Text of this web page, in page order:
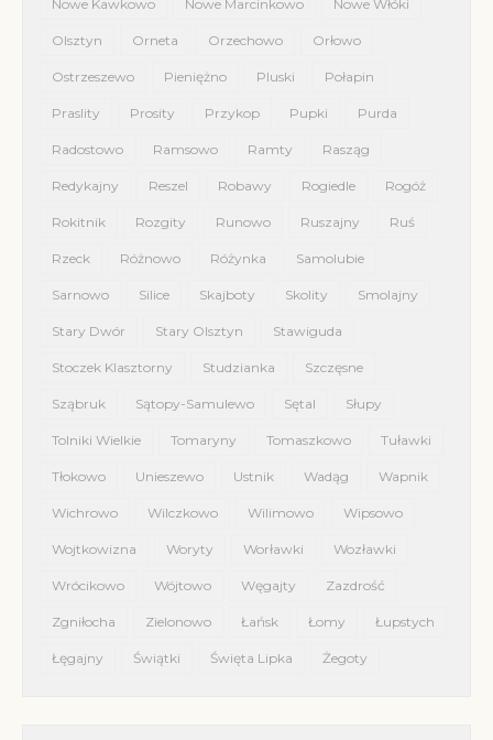
Nowe Kawkowo Nowe Marcinkowo Nowe Włóki
Olsztyn Orneta Orzechowo Orłowo
Ostrzeszewo Pieniężno Pluski Połapin
Praslity Prosity Przykop Pupki Purda
Radostowo Ramsowo Ramty Rasząg
Redykajny Reszel Robawy Rogiedle Rogóż
Rokitnik Rozgity Runowo Ruszajny Ruś
Rzeck Różnowo Różynka Samolubie
Sarnowo Silice Skajboty Skolity Smolajny
Stary Dwór Stary Olsztyn Stawiguda
Stoczek Klasztorny Studzianka Szczęsne
Sząbruk Sątopy-Samulewo Sętal Słupy
Tolniki Wielkie Tomaryny Tomaszkowo Tuławki
Tłokowo Unieszewo Ustnik Wadąg Wapnik
Wichrowo Wilczkowo Wilimowo Wipsowo
Wojtkowizna Woryty Worławki Wozławki
Wrócikowo Wójtowo Węgajty Zazdrość
Zgniłocha Zielonowo Łańsk Łomy Łupstych
Łęgajny Świątki Święta Lipka Żegoty